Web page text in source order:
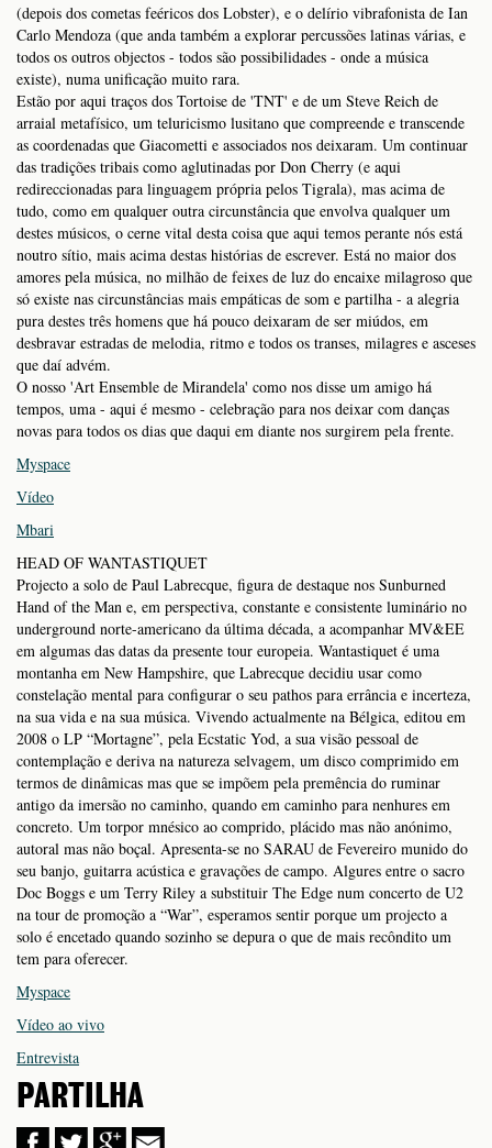
(depois dos cometas feéricos dos Lobster), e o delírio vibrafonista de Ian
Carlo Mendoza (que anda também a explorar percussões latinas várias, e
todos os outros objectos - todos são possibilidades - onde a música
existe), numa unificação muito rara.
Estão por aqui traços dos Tortoise de 'TNT' e de um Steve Reich de
arraial metafísico, um teluricismo lusitano que compreende e transcende
as coordenadas que Giacometti e associados nos deixaram. Um continuar
das tradições tribais como aglutinadas por Don Cherry (e aqui
redireccionadas para linguagem própria pelos Tigrala), mas acima de
tudo, como em qualquer outra circunstância que envolva qualquer um
destes músicos, o cerne vital desta coisa que aqui temos perante nós está
noutro sítio, mais acima destas histórias de escrever. Está no maior dos
amores pela música, no milhão de feixes de luz do encaixe milagroso que
só existe nas circunstâncias mais empáticas de som e partilha - a alegria
pura destes três homens que há pouco deixaram de ser miúdos, em
desbravar estradas de melodia, ritmo e todos os transes, milagres e asceses
que daí advém.
O nosso 'Art Ensemble de Mirandela' como nos disse um amigo há
tempos, uma - aqui é mesmo - celebração para nos deixar com danças
novas para todos os dias que daqui em diante nos surgirem pela frente.
Myspace
Vídeo
Mbari
HEAD OF WANTASTIQUET
Projecto a solo de Paul Labrecque, figura de destaque nos Sunburned
Hand of the Man e, em perspectiva, constante e consistente luminário no
underground norte-americano da última década, a acompanhar MV&EE
em algumas das datas da presente tour europeia. Wantastiquet é uma
montanha em New Hampshire, que Labrecque decidiu usar como
constelação mental para configurar o seu pathos para errância e incerteza,
na sua vida e na sua música. Vivendo actualmente na Bélgica, editou em
2008 o LP “Mortagne”, pela Ecstatic Yod, a sua visão pessoal de
contemplação e deriva na natureza selvagem, um disco comprimido em
termos de dinâmicas mas que se impõem pela premência do ruminar
antigo da imersão no caminho, quando em caminho para nenhures em
concreto. Um torpor mnésico ao comprido, plácido mas não anónimo,
autoral mas não boçal. Apresenta-se no SARAU de Fevereiro munido do
seu banjo, guitarra acústica e gravações de campo. Algures entre o sacro
Doc Boggs e um Terry Riley a substituir The Edge num concerto de U2
na tour de promoção a “War”, esperamos sentir porque um projecto a
solo é encetado quando sozinho se depura o que de mais recôndito um
tem para oferecer.
Myspace
Vídeo ao vivo
Entrevista
PARTILHA